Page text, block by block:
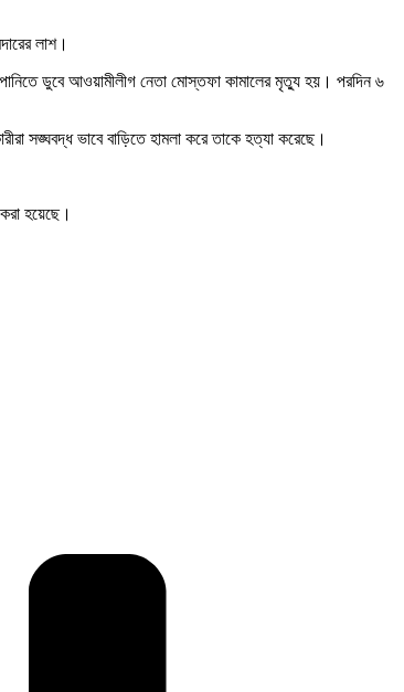
লাশ।
ডুবে আওয়ামীলীগ নেতা মোস্তফা কামালের মৃত্যু হয়। পরদিন ৬
সঙ্ঘবদ্ধ ভাবে বাড়িতে হামলা করে তাকে হত্যা করেছে।
হয়েছে।